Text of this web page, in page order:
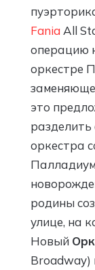
Fania All
операцию
оркестре
это
разделить
оркестра
родины
улице, на
Новый
Broadway)